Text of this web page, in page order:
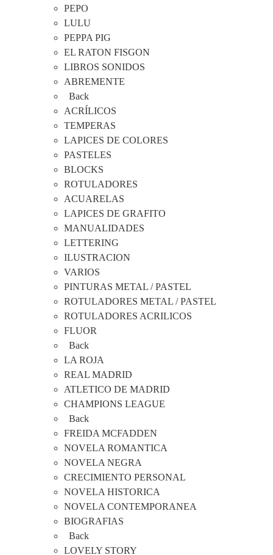
PEPO
LULU
PEPPA PIG
EL RATON FISGON
LIBROS SONIDOS
ABREMENTE
Back
ACRÍLICOS
TEMPERAS
LAPICES DE COLORES
PASTELES
BLOCKS
ROTULADORES
ACUARELAS
LAPICES DE GRAFITO
MANUALIDADES
LETTERING
ILUSTRACION
VARIOS
PINTURAS METAL / PASTEL
ROTULADORES METAL / PASTEL
ROTULADORES ACRILICOS
FLUOR
Back
LA ROJA
REAL MADRID
ATLETICO DE MADRID
CHAMPIONS LEAGUE
Back
FREIDA MCFADDEN
NOVELA ROMANTICA
NOVELA NEGRA
CRECIMIENTO PERSONAL
NOVELA HISTORICA
NOVELA CONTEMPORANEA
BIOGRAFIAS
Back
LOVELY STORY